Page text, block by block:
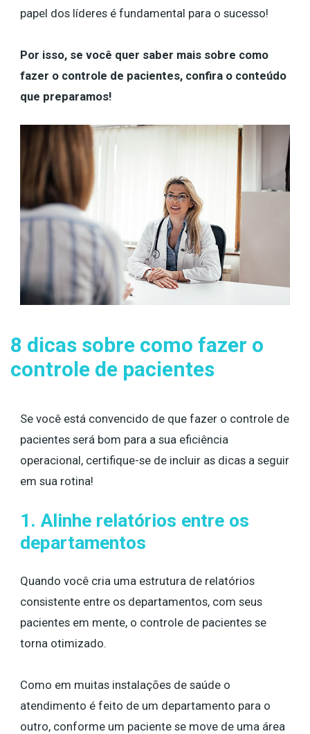
papel dos líderes é fundamental para o sucesso!
Por isso, se você quer saber mais sobre como
fazer o controle de pacientes, confira o conteúdo
que preparamos!
8 dicas sobre como fazer o
controle de pacientes
Se você está convencido de que fazer o controle de
pacientes será bom para a sua eficiência
operacional, certifique-se de incluir as dicas a seguir
em sua rotina!
1. Alinhe relatórios entre os
departamentos
Quando você cria uma estrutura de relatórios
consistente entre os departamentos, com seus
pacientes em mente, o controle de pacientes se
torna otimizado.
Como em muitas instalações de saúde o
atendimento é feito de um departamento para o
outro, conforme um paciente se move de uma área